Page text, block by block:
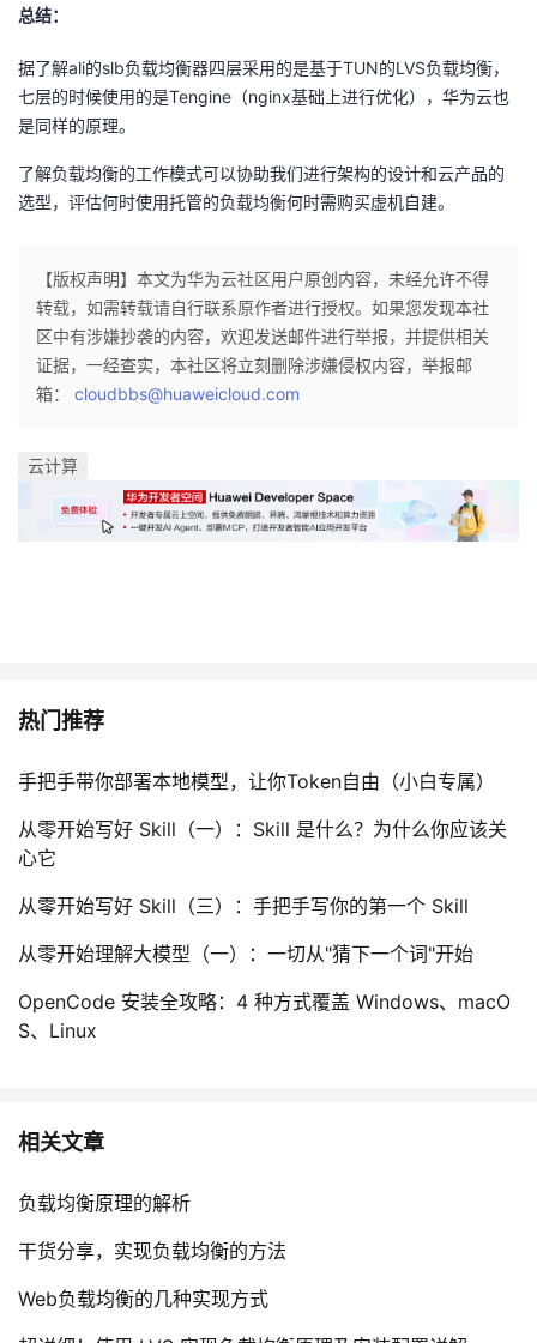
总结：
据了解ali的slb负载均衡器四层采用的是基于TUN的LVS负载均衡，
七层的时候使用的是Tengine（nginx基础上进行优化），华为云也
是同样的原理。
了解负载均衡的工作模式可以协助我们进行架构的设计和云产品的
选型，评估何时使用托管的负载均衡何时需购买虚机自建。
【版权声明】本文为华为云社区用户原创内容，未经允许不得
转载，如需转载请自行联系原作者进行授权。如果您发现本社
区中有涉嫌抄袭的内容，欢迎发送邮件进行举报，并提供相关
证据，一经查实，本社区将立刻删除涉嫌侵权内容，举报邮
箱： cloudbbs@huaweicloud.com
云计算
热门推荐
手把手带你部署本地模型，让你Token自由（小白专属）
从零开始写好 Skill（一）：Skill 是什么？为什么你应该关
心它
从零开始写好 Skill（三）：手把手写你的第一个 Skill
从零开始理解大模型（一）：一切从"猜下一个词"开始
OpenCode 安装全攻略：4 种方式覆盖 Windows、macO
S、Linux
相关文章
负载均衡原理的解析
干货分享，实现负载均衡的方法
Web负载均衡的几种实现方式